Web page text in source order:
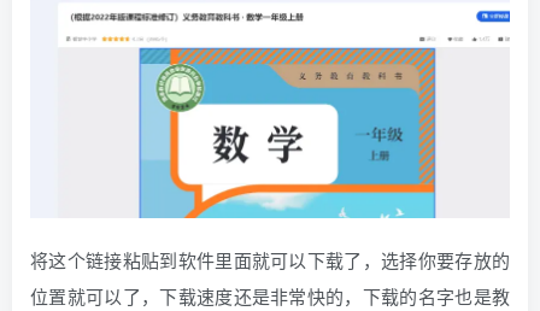
将这个链接粘贴到软件里面就可以下载了，选择你要存放的
位置就可以了，下载速度还是非常快的，下载的名字也是教